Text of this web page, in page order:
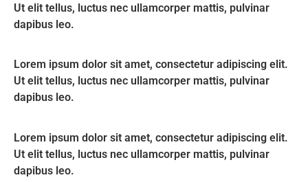
Ut elit tellus, luctus nec ullamcorper mattis, pulvinar
dapibus leo.
Lorem ipsum dolor sit amet, consectetur adipiscing elit.
Ut elit tellus, luctus nec ullamcorper mattis, pulvinar
dapibus leo.
Lorem ipsum dolor sit amet, consectetur adipiscing elit.
Ut elit tellus, luctus nec ullamcorper mattis, pulvinar
dapibus leo.